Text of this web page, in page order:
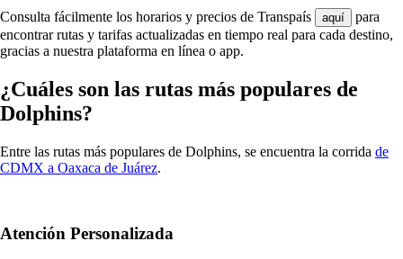
Consulta fácilmente los horarios y precios de Transpaís aquí
para
encontrar rutas y tarifas actualizadas en tiempo real para cada destino,
gracias a nuestra plataforma en línea o app.
¿Cuáles son las rutas más populares de
Dolphins?
Entre las rutas más populares de Dolphins, se encuentra la corrida de
CDMX a Oaxaca de Juárez.
Atención Personalizada